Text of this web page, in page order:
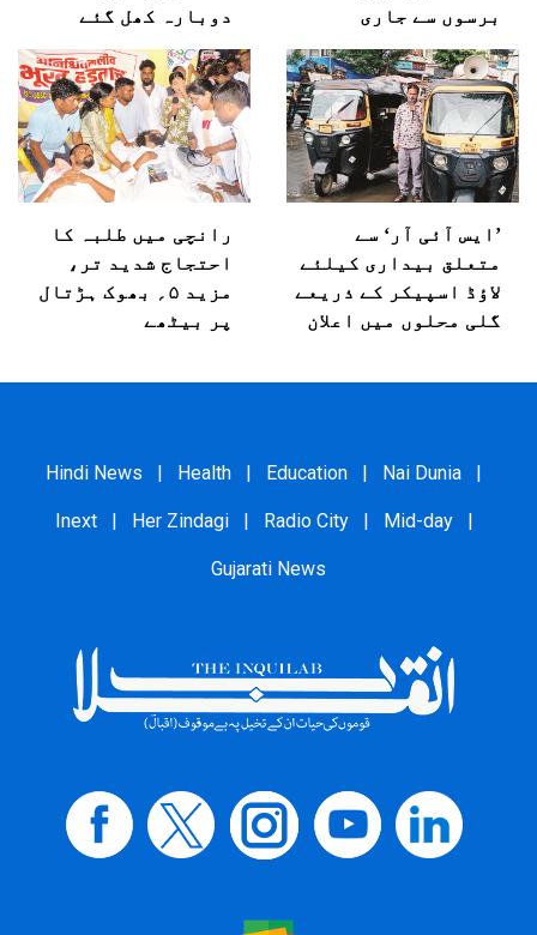
برسوں سے جاری
دوبارہ کھل گئے
’ایس آئی آر‘ سے
متعلق بیداری کیلئے
لاؤڈ اسپیکر کے ذریعے
گلی محلوں میں اعلان
رانچی میں طلبہ کا
احتجاج شدید تر،
مزید ۵؍ بھوک ہڑتال
پر بیٹھے
Hindi News | Health | Education | Nai Dunia |
Inext | Her Zindagi | Radio City | Mid-day |
Gujarati News